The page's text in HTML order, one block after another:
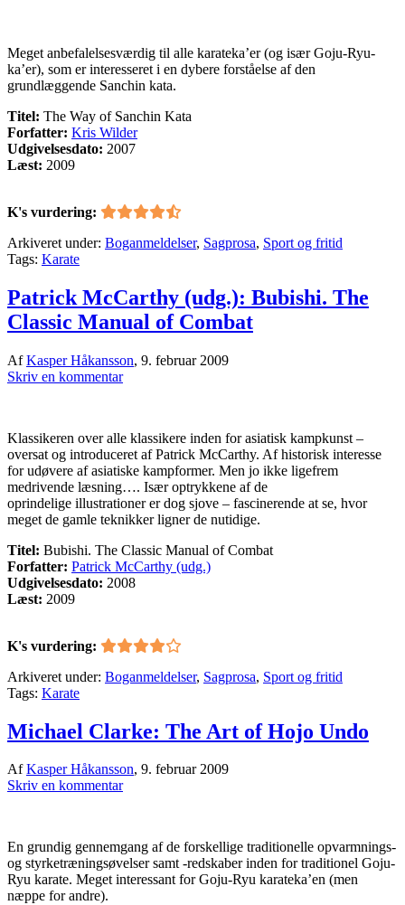
Meget anbefalelsesværdig til alle karateka’er (og især Goju-Ryu-
ka’er), som er interesseret i en dybere forståelse af den
grundlæggende Sanchin kata.
Titel: The Way of Sanchin Kata
Forfatter: Kris Wilder
Udgivelsesdato: 2007
Læst: 2009
K's vurdering:
Arkiveret under: Boganmeldelser, Sagprosa, Sport og fritid
Tags: Karate
Patrick McCarthy (udg.): Bubishi. The
Classic Manual of Combat
AfKasper Håkansson, 9. februar 2009
Skriv en kommentar
Klassikeren over alle klassikere inden for asiatisk kampkunst –
oversat og introduceret af Patrick McCarthy. Af historisk interesse
for udøvere af asiatiske kampformer. Men jo ikke ligefrem
medrivende læsning…. Især optrykkene af de
oprindelige illustrationer er dog sjove – fascinerende at se, hvor
meget de gamle teknikker ligner de nutidige.
Titel: Bubishi. The Classic Manual of Combat
Forfatter: Patrick McCarthy (udg.)
Udgivelsesdato: 2008
Læst: 2009
K's vurdering:
Arkiveret under: Boganmeldelser, Sagprosa, Sport og fritid
Tags: Karate
Michael Clarke: The Art of Hojo Undo
AfKasper Håkansson, 9. februar 2009
Skriv en kommentar
En grundig gennemgang af de forskellige traditionelle opvarmnings-
og styrketræningsøvelser samt -redskaber inden for traditionel Goju-
Ryu karate. Meget interessant for Goju-Ryu karateka’en (men
næppe for andre).